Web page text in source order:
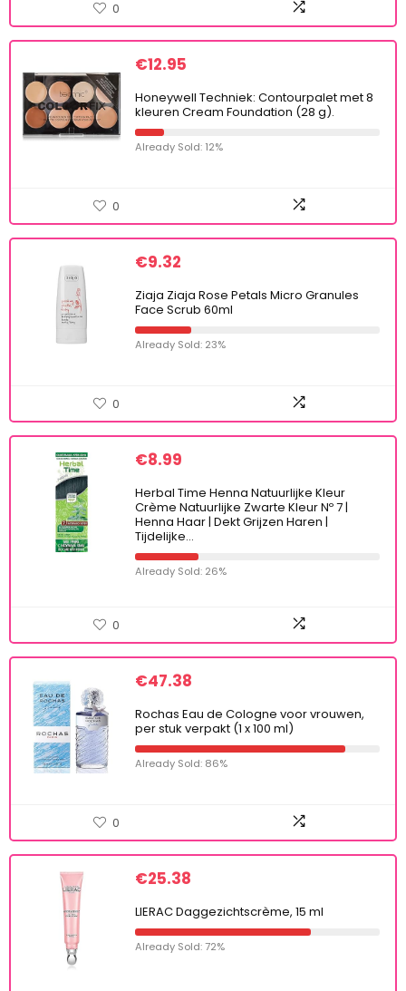
0
€12.95
Honeywell Techniek: Contourpalet met 8
kleuren Cream Foundation (28 g).
Already Sold: 12%
0
€9.32
Ziaja Ziaja Rose Petals Micro Granules
Face Scrub 60ml
Already Sold: 23%
0
€8.99
Herbal Time Henna Natuurlijke Kleur
Crème Natuurlijke Zwarte Kleur Nº 7 |
Henna Haar | Dekt Grijzen Haren |
Tijdelijke…
Already Sold: 26%
0
€47.38
Rochas Eau de Cologne voor vrouwen,
per stuk verpakt (1 x 100 ml)
Already Sold: 86%
0
€25.38
LIERAC Daggezichtscrème, 15 ml
Already Sold: 72%